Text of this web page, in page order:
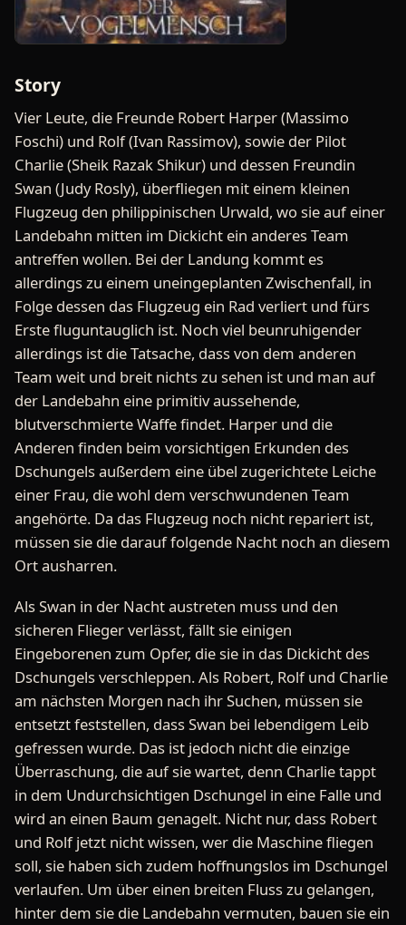
Story
Vier Leute, die Freunde Robert Harper (Massimo
Foschi) und Rolf (Ivan Rassimov), sowie der Pilot
Charlie (Sheik Razak Shikur) und dessen Freundin
Swan (Judy Rosly), überfliegen mit einem kleinen
Flugzeug den philippinischen Urwald, wo sie auf einer
Landebahn mitten im Dickicht ein anderes Team
antreffen wollen. Bei der Landung kommt es
allerdings zu einem uneingeplanten Zwischenfall, in
Folge dessen das Flugzeug ein Rad verliert und fürs
Erste fluguntauglich ist. Noch viel beunruhigender
allerdings ist die Tatsache, dass von dem anderen
Team weit und breit nichts zu sehen ist und man auf
der Landebahn eine primitiv aussehende,
blutverschmierte Waffe findet. Harper und die
Anderen finden beim vorsichtigen Erkunden des
Dschungels außerdem eine übel zugerichtete Leiche
einer Frau, die wohl dem verschwundenen Team
angehörte. Da das Flugzeug noch nicht repariert ist,
müssen sie die darauf folgende Nacht noch an diesem
Ort ausharren.
Als Swan in der Nacht austreten muss und den
sicheren Flieger verlässt, fällt sie einigen
Eingeborenen zum Opfer, die sie in das Dickicht des
Dschungels verschleppen. Als Robert, Rolf und Charlie
am nächsten Morgen nach ihr Suchen, müssen sie
entsetzt feststellen, dass Swan bei lebendigem Leib
gefressen wurde. Das ist jedoch nicht die einzige
Überraschung, die auf sie wartet, denn Charlie tappt
in dem Undurchsichtigen Dschungel in eine Falle und
wird an einen Baum genagelt. Nicht nur, dass Robert
und Rolf jetzt nicht wissen, wer die Maschine fliegen
soll, sie haben sich zudem hoffnungslos im Dschungel
verlaufen. Um über einen breiten Fluss zu gelangen,
hinter dem sie die Landebahn vermuten, bauen sie ein